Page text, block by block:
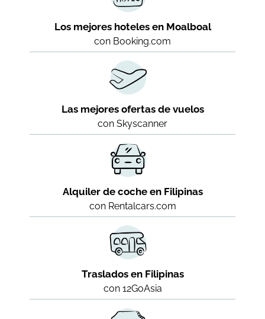
Los mejores hoteles en Moalboal
con Booking.com
Las mejores ofertas de vuelos
con Skyscanner
Alquiler de coche en Filipinas
con Rentalcars.com
Traslados en Filipinas
con 12GoAsia